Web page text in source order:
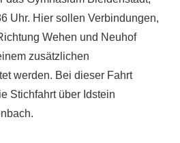
Uhr. Hier sollen Verbindungen,
Wehen und Neuhof
zusätzlichen
werden. Bei dieser Fahrt
Stichfahrt über Idstein